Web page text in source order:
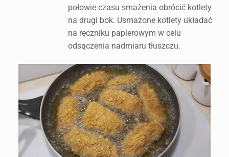
połowie czasu smażenia obrócić kotlety
na drugi bok. Usmażone kotlety układać
na ręczniku papierowym w celu
odsączenia nadmiaru tłuszczu.